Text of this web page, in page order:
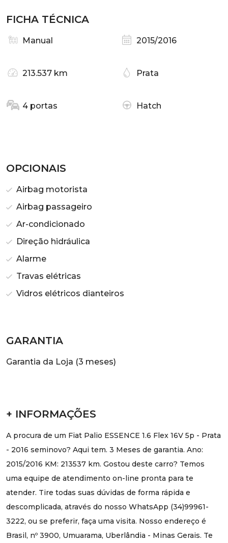
FICHA TÉCNICA
Manual 2015/2016
213.537 km Prata
4 portas Hatch
OPCIONAIS
Airbag motorista
Airbag passageiro
Ar-condicionado
Direção hidráulica
Alarme
Travas elétricas
Vidros elétricos dianteiros
GARANTIA
Garantia da Loja (3 meses)
+ INFORMAÇÕES
A procura de um Fiat Palio ESSENCE 1.6 Flex 16V 5p - Prata
- 2016 seminovo? Aqui tem. 3 Meses de garantia. Ano:
2015/2016 KM: 213537 km. Gostou deste carro? Temos
uma equipe de atendimento on-line pronta para te
atender. Tire todas suas dúvidas de forma rápida e
descomplicada, através do nosso WhatsApp (34)99961-
3222, ou se preferir, faça uma visita. Nosso endereço é
Brasil, nº 3900, Umuarama, Uberlândia - Minas Gerais. Te